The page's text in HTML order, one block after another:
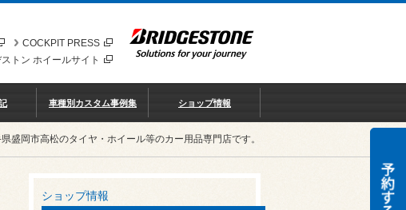
COCKPIT PRESS
トン ホイールサイト
車種別カスタム事例集 ショップ情報
盛岡市高松のタイヤ・ホイール等のカー用品専門店です。
ショップ情報